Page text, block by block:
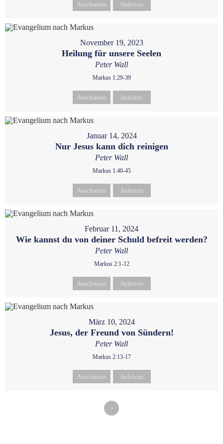
Anschauen Anhören
November 19, 2023
Heilung für unsere Seelen
Peter Wall
Markus 1:29-39
Anschauen Anhören
Januar 14, 2024
Nur Jesus kann dich reinigen
Peter Wall
Markus 1:40-45
Anschauen Anhören
Februar 11, 2024
Wie kannst du von deiner Schuld befreit werden?
Peter Wall
Markus 2:1-12
Anschauen Anhören
März 10, 2024
Jesus, der Freund von Sündern!
Peter Wall
Markus 2:13-17
Anschauen Anhören
»